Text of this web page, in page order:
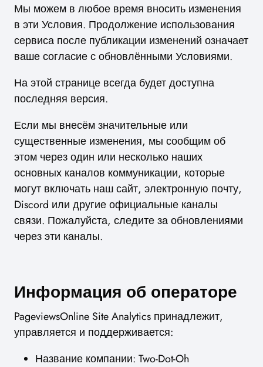
Мы можем в любое время вносить изменения
в эти Условия. Продолжение использования
сервиса после публикации изменений означает
ваше согласие с обновлёнными Условиями.
На этой странице всегда будет доступна
последняя версия.
Если мы внесём значительные или
существенные изменения, мы сообщим об
этом через один или несколько наших
основных каналов коммуникации, которые
могут включать наш сайт, электронную почту,
Discord или другие официальные каналы
связи. Пожалуйста, следите за обновлениями
через эти каналы.
Информация об операторе
PageviewsOnline Site Analytics принадлежит,
управляется и поддерживается:
Название компании: Two-Dot-Oh